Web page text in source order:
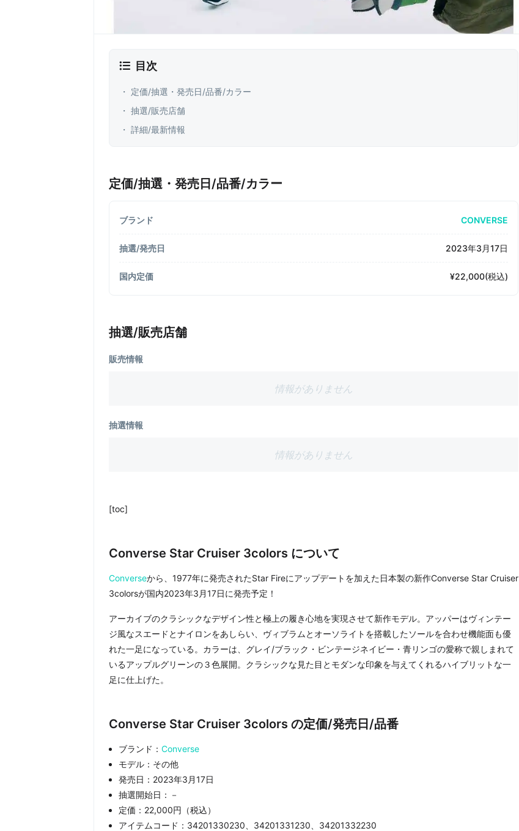
目次
・ 定価/抽選・発売日/品番/カラー
・ 抽選/販売店舗
・ 詳細/最新情報
定価/抽選・発売日/品番/カラー
ブランド CONVERSE
抽選/発売日 2023年3月17日
国内定価 ¥22,000(税込)
抽選/販売店舗
販売情報
情報がありません
抽選情報
情報がありません
[toc]
Converse Star Cruiser 3colors について
Converseから、1977年に発売されたStar Fireにアップデートを加えた日本製の新作Converse Star Cruiser
3colorsが国内2023年3月17日に発売予定！
アーカイブのクラシックなデザイン性と極上の履き心地を実現させて新作モデル。アッパーはヴィンテー
ジ風なスエードとナイロンをあしらい、ヴィブラムとオーソライトを搭載したソールを合わせ機能面も優
れた一足になっている。カラーは、グレイ/ブラック・ビンテージネイビー・青リンゴの愛称で親しまれて
いるアップルグリーンの３色展開。クラシックな見た目とモダンな印象を与えてくれるハイブリットな一
足に仕上げた。
Converse Star Cruiser 3colors の定価/発売日/品番
ブランド： Converse
モデル：その他
発売日：2023年3月17日
抽選開始日：－
定価：22,000円（税込）
アイテムコード：34201330230、34201331230、34201332230